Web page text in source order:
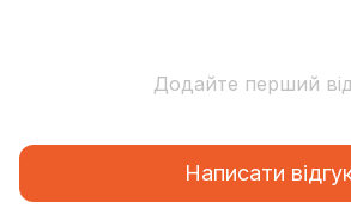
Додайте перший
Написати